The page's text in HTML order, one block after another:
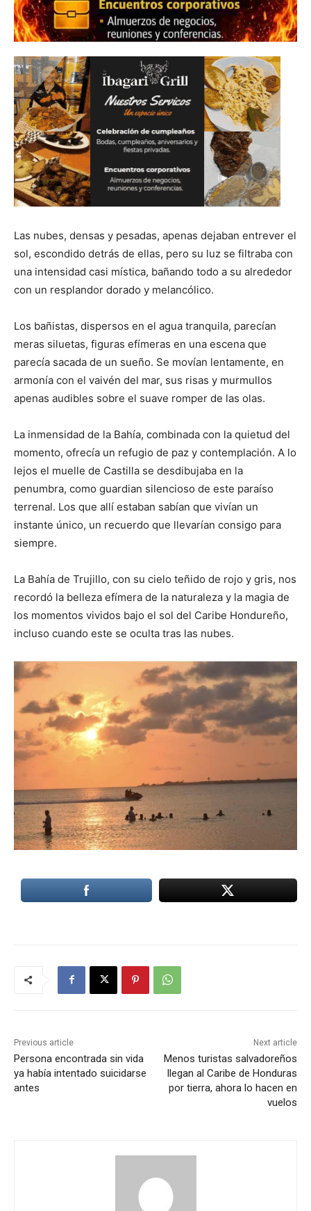
Las nubes, densas y pesadas, apenas dejaban entrever el
sol, escondido detrás de ellas, pero su luz se filtraba con
una intensidad casi mística, bañando todo a su alrededor
con un resplandor dorado y melancólico.
Los bañistas, dispersos en el agua tranquila, parecían
meras siluetas, figuras efímeras en una escena que
parecía sacada de un sueño. Se movían lentamente, en
armonía con el vaivén del mar, sus risas y murmullos
apenas audibles sobre el suave romper de las olas.
La inmensidad de la Bahía, combinada con la quietud del
momento, ofrecía un refugio de paz y contemplación. A lo
lejos el muelle de Castilla se desdibujaba en la
penumbra, como guardian silencioso de este paraíso
terrenal. Los que allí estaban sabían que vivían un
instante único, un recuerdo que llevarían consigo para
siempre.
La Bahía de Trujillo, con su cielo teñido de rojo y gris, nos
recordó la belleza efímera de la naturaleza y la magia de
los momentos vividos bajo el sol del Caribe Hondureño,
incluso cuando este se oculta tras las nubes.
Previous article
Persona encontrada sin vida
ya había intentado suicidarse
antes
Next article
Menos turistas salvadoreños
llegan al Caribe de Honduras
por tierra, ahora lo hacen en
vuelos